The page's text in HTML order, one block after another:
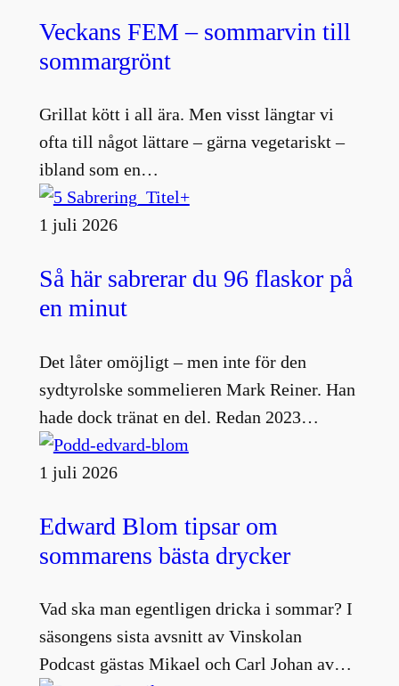
Veckans FEM – sommarvin till
sommargrönt
Grillat kött i all ära. Men visst längtar vi
ofta till något lättare – gärna vegetariskt –
ibland som en…
1 juli 2026
Så här sabrerar du 96 flaskor på
en minut
Det låter omöjligt – men inte för den
sydtyrolske sommelieren Mark Reiner. Han
hade dock tränat en del. Redan 2023…
1 juli 2026
Edward Blom tipsar om
sommarens bästa drycker
Vad ska man egentligen dricka i sommar? I
säsongens sista avsnitt av Vinskolan
Podcast gästas Mikael och Carl Johan av…